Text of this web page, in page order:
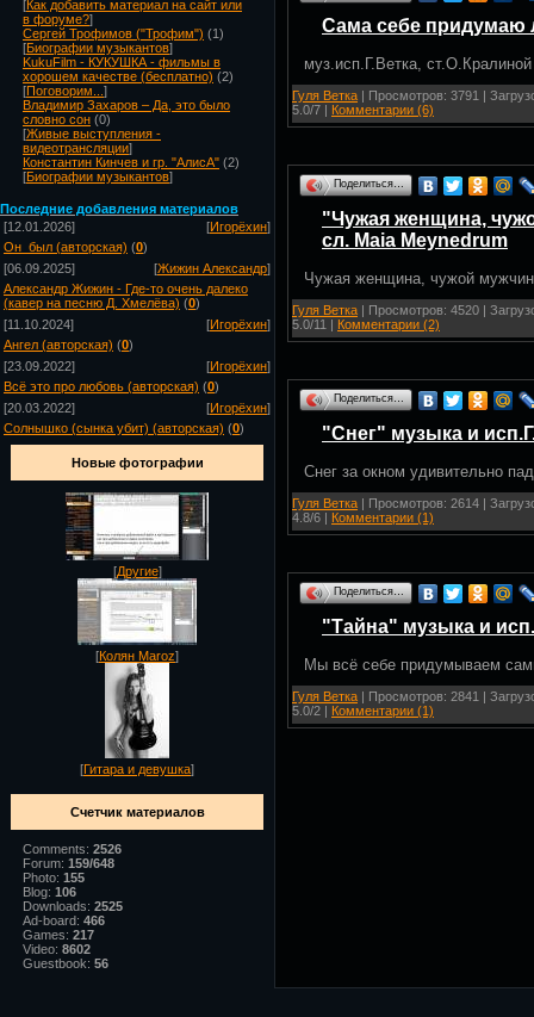
[Как добавить материал на сайт или
в форуме?]
Сергей Трофимов ("Трофим") (1)
[Биографии музыкантов]
KukuFilm - КУКУШКА - фильмы в
хорошем качестве (бесплатно) (2)
[Поговорим... ]
Владимир Захаров – Да, это было
словно сон (0)
[Живые выступления -
видеотрансляции]
Константин Кинчев и гр. "АлисА" (2)
[Биографии музыкантов]
Последние добавления материалов
[12.01.2026]
[Игорёхин]
Он_был (авторская) (0)
[06.09.2025]
[Жижин Александр]
Александр Жижин - Где-то очень далеко
(кавер на песню Д. Хмелёва) (0)
[11.10.2024]
[Игорёхин]
Ангел (авторская) (0)
[23.09.2022]
[Игорёхин]
Всё это про любовь (авторская) (0)
[20.03.2022]
[Игорёхин]
Солнышко (сынка убит) (авторская) (0)
Новые фотографии
[Другие]
[Колян Maroz]
[Гитара и девушка]
Счетчик материалов
Comments: 2526
Forum: 159/648
Photo: 155
Blog: 106
Downloads: 2525
Ad-board: 466
Games: 217
Video: 8602
Guestbook: 56
Сама себе придумаю
муз.исп.Г.Ветка, ст.О.Кралиной
Гуля Ветка | Просмотров: 3791 |
5.0/7 | Комментарии (6)
Поделиться…
"Чужая женщина,
сл. Maia Meynedrum
Чужая женщина, чужой
Гуля Ветка | Просмотров: 4520 |
5.0/11 | Комментарии (2)
Поделиться…
"Снег" музыка и
Снег за окном удивительно
Гуля Ветка | Просмотров: 2614 |
4.8/6 | Комментарии (1)
Поделиться…
"Тайна" музыка и
Мы всё себе придумываем
Гуля Ветка | Просмотров: 2841 |
5.0/2 | Комментарии (1)